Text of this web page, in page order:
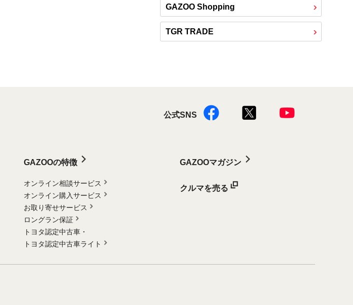
GAZOO Shopping
TGR TRADE
公式SNS
GAZOOの特徴
オンライン相談サービス
オンライン購入サービス
お取り寄せサービス
ロングラン保証
トヨタ認定中古車・
トヨタ認定中古車ライト
GAZOOマガジン
クルマを売る